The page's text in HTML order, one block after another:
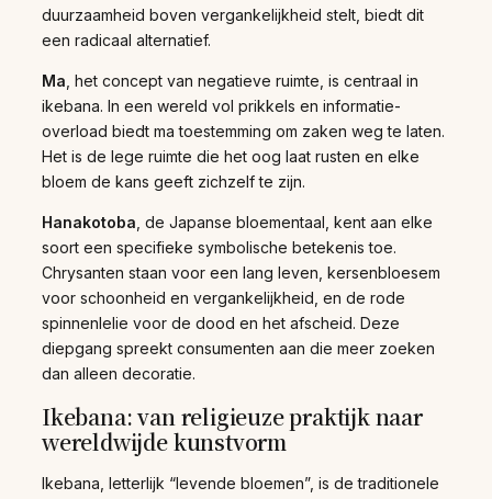
duurzaamheid boven vergankelijkheid stelt, biedt dit
een radicaal alternatief.
Ma , het concept van negatieve ruimte, is centraal in
ikebana. In een wereld vol prikkels en informatie-
overload biedt ma toestemming om zaken weg te laten.
Het is de lege ruimte die het oog laat rusten en elke
bloem de kans geeft zichzelf te zijn.
Hanakotoba , de Japanse bloementaal, kent aan elke
soort een specifieke symbolische betekenis toe.
Chrysanten staan voor een lang leven, kersenbloesem
voor schoonheid en vergankelijkheid, en de rode
spinnenlelie voor de dood en het afscheid. Deze
diepgang spreekt consumenten aan die meer zoeken
dan alleen decoratie.
Ikebana: van religieuze praktijk naar
wereldwijde kunstvorm
Ikebana, letterlijk “levende bloemen”, is de traditionele